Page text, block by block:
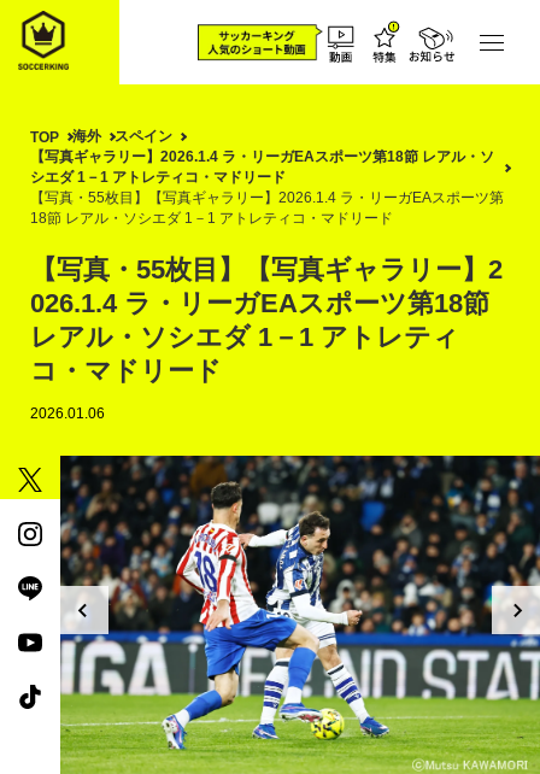
TOP 海外
スペイン
【写真ギャラリー】2026.1.4 ラ・リーガEAスポーツ第18節 レアル・ソ
シエダ 1－1 アトレティコ・マドリード
【写真・55枚目】【写真ギャラリー】2026.1.4 ラ・リーガEAスポーツ第
18節 レアル・ソシエダ 1－1 アトレティコ・マドリード
【写真・55枚目】【写真ギャラリー】2
026.1.4 ラ・リーガEAスポーツ第18節
レアル・ソシエダ 1－1 アトレティ
コ・マドリード
2026.01.06